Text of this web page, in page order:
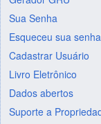
Sua Senha
Esqueceu sua
Cadastrar Usuário
Livro Eletrônico
Dados abertos
Suporte a